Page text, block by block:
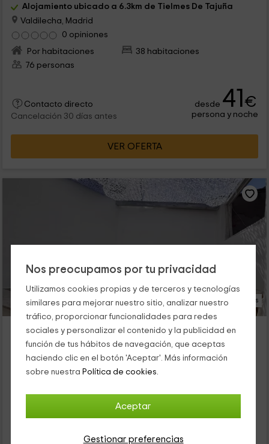
Nos preocupamos por tu privacidad
Utilizamos cookies propias y de terceros y tecnologías
similares para mejorar nuestro sitio, analizar nuestro
tráfico, proporcionar funcionalidades para redes
sociales y personalizar el contenido y la publicidad en
función de tus hábitos de navegación, que aceptas
haciendo clic en el botón 'Aceptar'. Más información
sobre nuestra Política de cookies.
Aceptar
Gestionar preferencias
Alojamiento ubicado a 6.3km de Tielmes De Tajuña
Valdilecha, Madrid
0 opiniones
Por habitaciones
38 habitaciones
76 personas
Contacto directo
Cancelación 30 días antes
desde 41€
persona y noche
VER OFERTA
22 Fotos
Tu Casita Rural
Alojamiento ubicado a 6.5km de Tielmes De Tajuña
Valdilecha, Madrid
2 opiniones
Reservado 6 veces
1 baños
Reserva inmediata